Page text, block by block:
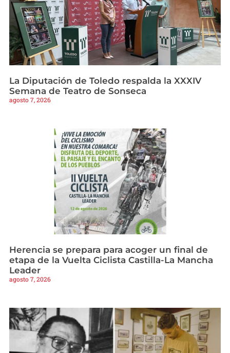
La Diputación de Toledo respalda la XXXIV
Semana de Teatro de Sonseca
agosto 7, 2026
Herencia se prepara para acoger un final de
etapa de la Vuelta Ciclista Castilla-La Mancha
Leader
agosto 7, 2026